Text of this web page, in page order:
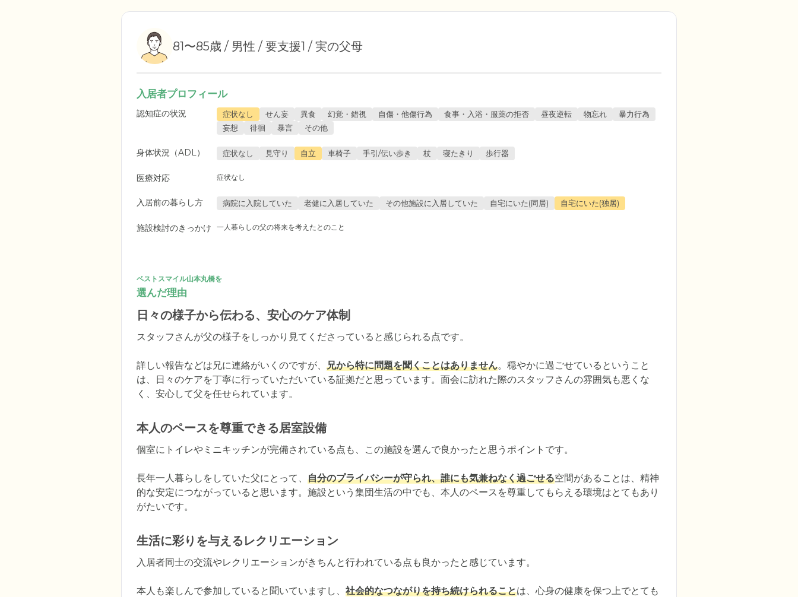
81〜85歳 / 男性 / 要支援1 / 実の父母
入居者プロフィール
認知症の状況 症状なし せん妄 異食 幻覚・錯視 自傷・他傷行為 食事・入浴・服薬の拒否 昼夜逆転 物忘れ
暴力行為
妄想
徘徊 暴言 その他
身体状況（ADL） 症状なし 見守り 自立 車椅子 手引/伝い歩き 杖 寝たきり 歩行器
医療対応 症状なし
入居前の暮らし方 病院に入院していた 老健に入居していた その他施設に入居していた 自宅にいた(同居) 自宅にいた(独居)
施設検討のきっかけ 一人暮らしの父の将来を考えたとのこと
ベストスマイル山本丸橋を
選んだ理由
日々の様子から伝わる、安心のケア体制
スタッフさんが父の様子をしっかり見てくださっていると感じられる点です。
詳しい報告などは兄に連絡がいくのですが、 兄から特に問題を聞くことはありません。穏やかに過ごせているということ
は、日々のケアを丁寧に行っていただいている証拠だと思っています。面会に訪れた際のスタッフさんの雰囲気も悪くな
く、安心して父を任せられています。
本人のペースを尊重できる居室設備
個室にトイレやミニキッチンが完備されている点も、この施設を選んで良かったと思うポイントです。
長年一人暮らしをしていた父にとって、 自分のプライバシーが守られ、誰にも気兼ねなく過ごせる空間があることは、精神
的な安定につながっていると思います。施設という集団生活の中でも、本人のペースを尊重してもらえる環境はとてもあり
がたいです。
生活に彩りを与えるレクリエーション
入居者同士の交流やレクリエーションがきちんと行われている点も良かったと感じています。
本人も楽しんで参加していると聞いていますし、 社会的なつながりを持ち続けられることは、心身の健康を保つ上でとても